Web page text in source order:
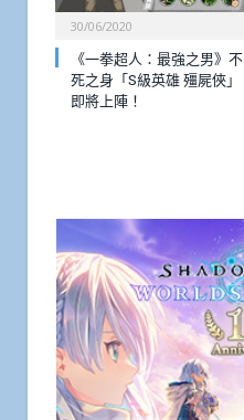
30/06/2020
《一拳超人：最強之男》不
死之身「S級英雄 殭屍俠」
即將上陣！